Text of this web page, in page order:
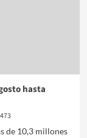
hasta
473
de 10,3 millones